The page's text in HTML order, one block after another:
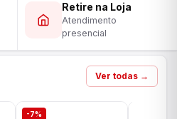
Retire na Loja
Atendimento
presencial
Ver todas →
-7%